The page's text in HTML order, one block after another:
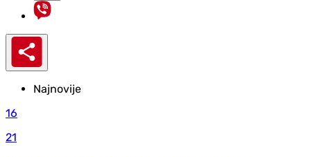
Najnovije
16
21